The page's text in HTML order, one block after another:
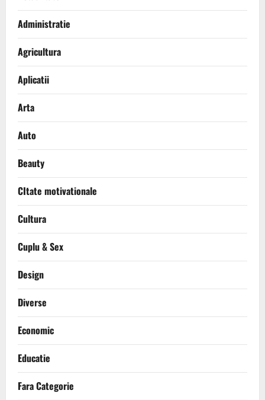
Administratie
Agricultura
Aplicatii
Arta
Auto
Beauty
CItate motivationale
Cultura
Cuplu & Sex
Design
Diverse
Economic
Educatie
Fara Categorie